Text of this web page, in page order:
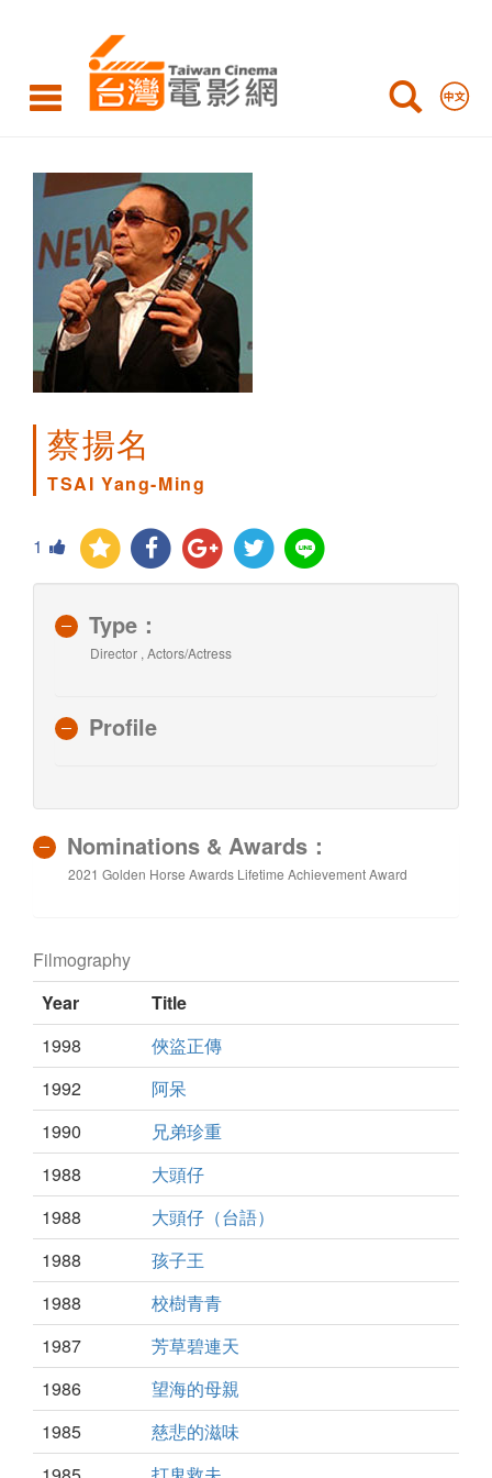
Yang-
Ming
蔡揚名
TSAI Yang-Ming
1
Type：
Director , Actors/Actress
Profile
Nominations & Awards：
2021 Golden Horse Awards Lifetime Achievement Award
Filmography
Year
Title
1998
俠盜正傳
1992
阿呆
1990
兄弟珍重
1988
大頭仔
1988
大頭仔（台語）
1988
孩子王
1988
校樹青青
1987
芳草碧連天
1986
望海的母親
1985
慈悲的滋味